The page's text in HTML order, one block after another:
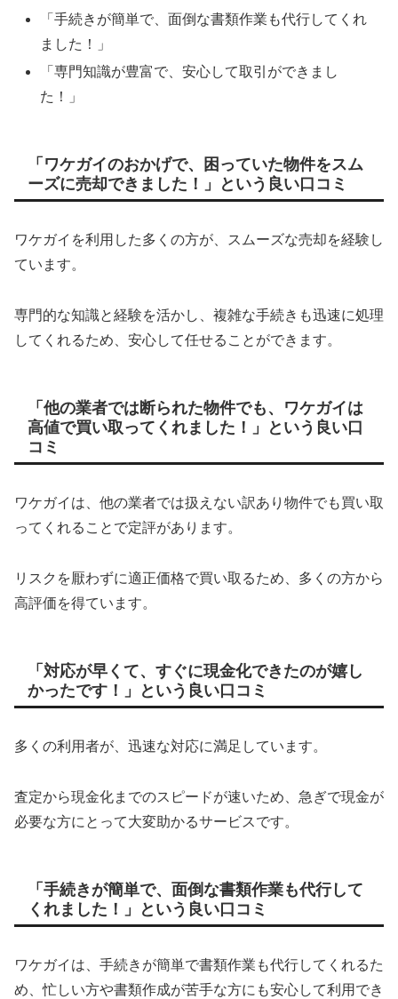
「手続きが簡単で、面倒な書類作業も代行してくれ
ました！」
「専門知識が豊富で、安心して取引ができまし
た！」
「ワケガイのおかげで、困っていた物件をスム
ーズに売却できました！」という良い口コミ
ワケガイを利用した多くの方が、スムーズな売却を経験し
ています。
専門的な知識と経験を活かし、複雑な手続きも迅速に処理
してくれるため、安心して任せることができます。
「他の業者では断られた物件でも、ワケガイは
高値で買い取ってくれました！」という良い口
コミ
ワケガイは、他の業者では扱えない訳あり物件でも買い取
ってくれることで定評があります。
リスクを厭わずに適正価格で買い取るため、多くの方から
高評価を得ています。
「対応が早くて、すぐに現金化できたのが嬉し
かったです！」という良い口コミ
多くの利用者が、迅速な対応に満足しています。
査定から現金化までのスピードが速いため、急ぎで現金が
必要な方にとって大変助かるサービスです。
「手続きが簡単で、面倒な書類作業も代行して
くれました！」という良い口コミ
ワケガイは、手続きが簡単で書類作業も代行してくれるた
め、忙しい方や書類作成が苦手な方にも安心して利用でき